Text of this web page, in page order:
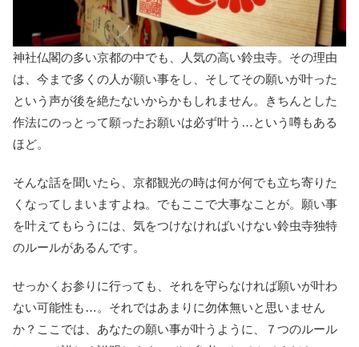
神社仏閣の多い京都の中でも、人気の高い鈴虫寺。その理由
は、今まで多くの人が願い事をし、そしてその願いが叶った
という声が後を絶たないからかもしれません。きちんとした
作法にのっとって願ったお願いは必ず叶う…という噂もある
ほど。
そんな話を聞いたら、京都観光の時は何が何でも立ち寄りた
くなってしまいますよね。でもここで大事なことが。願い事
を叶えてもらうには、気をつけなければいけない鈴虫寺独特
のルールがあるんです。
せっかくお参りに行っても、それを守らなければ願いが叶わ
ない可能性も…。それではあまりに勿体無いと思いません
か？ここでは、あなたの願い事が叶うように、７つのルール